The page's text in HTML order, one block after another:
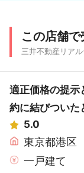
この店舗
三井不動産リア
適正価格の提示
約に結びついた
5.0
東京都港区
一戸建て